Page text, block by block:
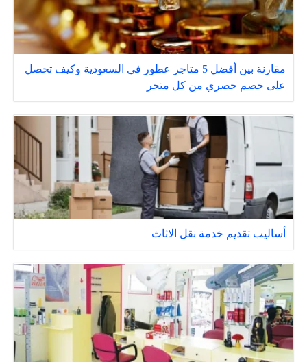
مقارنة بين أفضل 5 متاجر عطور في السعودية وكيف تحصل
على خصم حصري من كل متجر
أساليب تقديم خدمة نقل الاثاث